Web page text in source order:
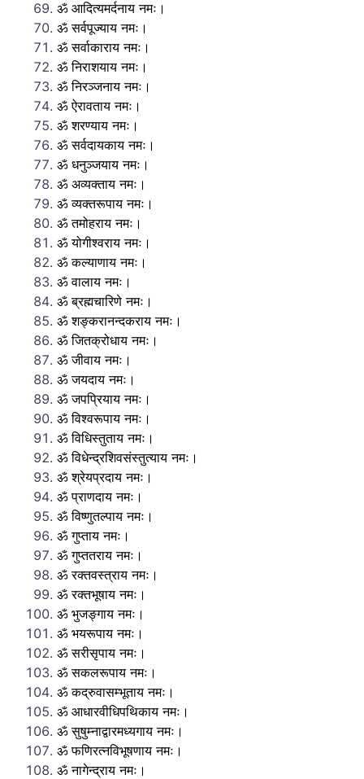
ॐ आदित्यमर्दनाय नमः।
ॐ सर्वपूज्याय नमः।
ॐ सर्वाकाराय नमः।
ॐ निराशयाय नमः।
ॐ निरञ्जनाय नमः।
ॐ ऐरावताय नमः।
ॐ शरण्याय नमः।
ॐ सर्वदायकाय नमः।
ॐ धनुञ्जयाय नमः।
ॐ अव्यक्ताय नमः।
ॐ व्यक्तरूपाय नमः।
ॐ तमोहराय नमः।
ॐ योगीश्वराय नमः।
ॐ कल्याणाय नमः।
ॐ वालाय नमः।
ॐ ब्रह्मचारिणे नमः।
ॐ शङ्करानन्दकराय नमः।
ॐ जितक्रोधाय नमः।
ॐ जीवाय नमः।
ॐ जयदाय नमः।
ॐ जपप्रियाय नमः।
ॐ विश्वरूपाय नमः।
ॐ विधिस्तुताय नमः।
ॐ विधेन्द्रशिवसंस्तुत्याय नमः।
ॐ श्रेयप्रदाय नमः।
ॐ प्राणदाय नमः।
ॐ विष्णुतल्पाय नमः।
ॐ गुप्ताय नमः।
ॐ गुप्ततराय नमः।
ॐ रक्तवस्त्राय नमः।
ॐ रक्तभूषाय नमः।
ॐ भुजङ्गाय नमः।
ॐ भयरूपाय नमः।
ॐ सरीसृपाय नमः।
ॐ सकलरूपाय नमः।
ॐ कद्रुवासम्भूताय नमः।
ॐ आधारवीधिपथिकाय नमः।
ॐ सुषुम्नाद्वारमध्यगाय नमः।
ॐ फणिरत्नविभूषणाय नमः।
ॐ नागेन्द्राय नमः।